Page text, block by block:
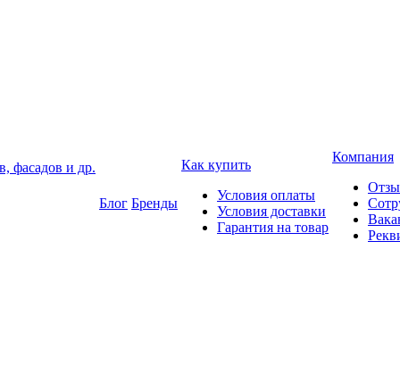
фасадов и др.
Блог Бренды
Как купить
Условия оплаты
Условия доставки
Гарантия на товар
Компания